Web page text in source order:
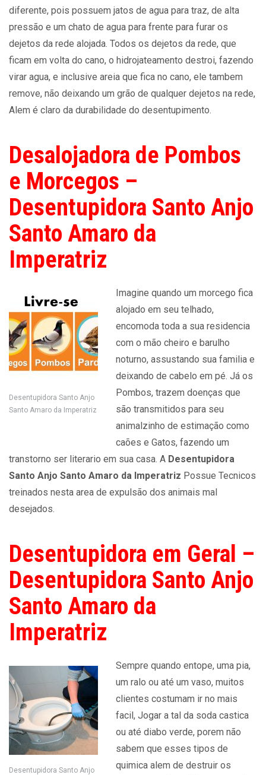
diferente, pois possuem jatos de agua para traz, de alta
pressão e um chato de agua para frente para furar os
dejetos da rede alojada. Todos os dejetos da rede, que
ficam em volta do cano, o hidrojateamento destroi, fazendo
virar agua, e inclusive areia que fica no cano, ele tambem
remove, não deixando um grão de qualquer dejetos na rede,
Alem é claro da durabilidade do desentupimento.
Desalojadora de Pombos
e Morcegos –
Desentupidora Santo Anjo
Santo Amaro da
Imperatriz
Desentupidora Santo Anjo
Santo Amaro da Imperatriz
Imagine quando um morcego fica
alojado em seu telhado,
encomoda toda a sua residencia
com o mão cheiro e barulho
noturno, assustando sua familia e
deixando de cabelo em pé. Já os
Pombos, trazem doenças que
são transmitidos para seu
animalzinho de estimação como
caões e Gatos, fazendo um
transtorno ser literario em sua casa. A Desentupidora
Santo Anjo Santo Amaro da Imperatriz Possue Tecnicos
treinados nesta area de expulsão dos animais mal
desejados.
Desentupidora em Geral –
Desentupidora Santo Anjo
Santo Amaro da
Imperatriz
Desentupidora Santo Anjo
Sempre quando entope, uma pia,
um ralo ou até um vaso, muitos
clientes costumam ir no mais
facil, Jogar a tal da soda castica
ou até diabo verde, porem não
sabem que esses tipos de
quimica alem de destruir os